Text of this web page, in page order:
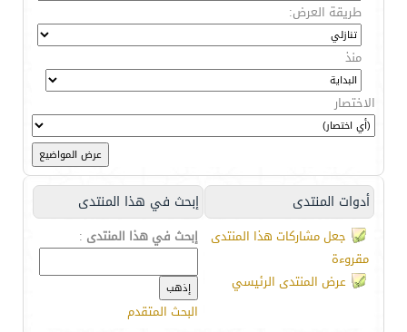
طريقة العرض:
منذ
الاختصار
أدوات المنتدى إبحث في هذا المنتدى
جعل مشاركات هذا المنتدى
مقروءة
عرض المنتدى الرئيسي
إبحث في هذا المنتدى :
البحث المتقدم